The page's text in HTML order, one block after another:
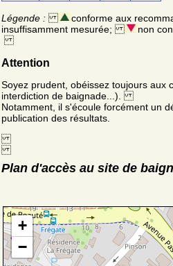
Légende : conforme aux
insuffisamment mesurée;
non
Attention
Soyez prudent, obéissez toujours aux
interdiction de baignade...).
Notamment, il s'écoule forcément un
publication des résultats.
Plan d'accès au site de
+
−